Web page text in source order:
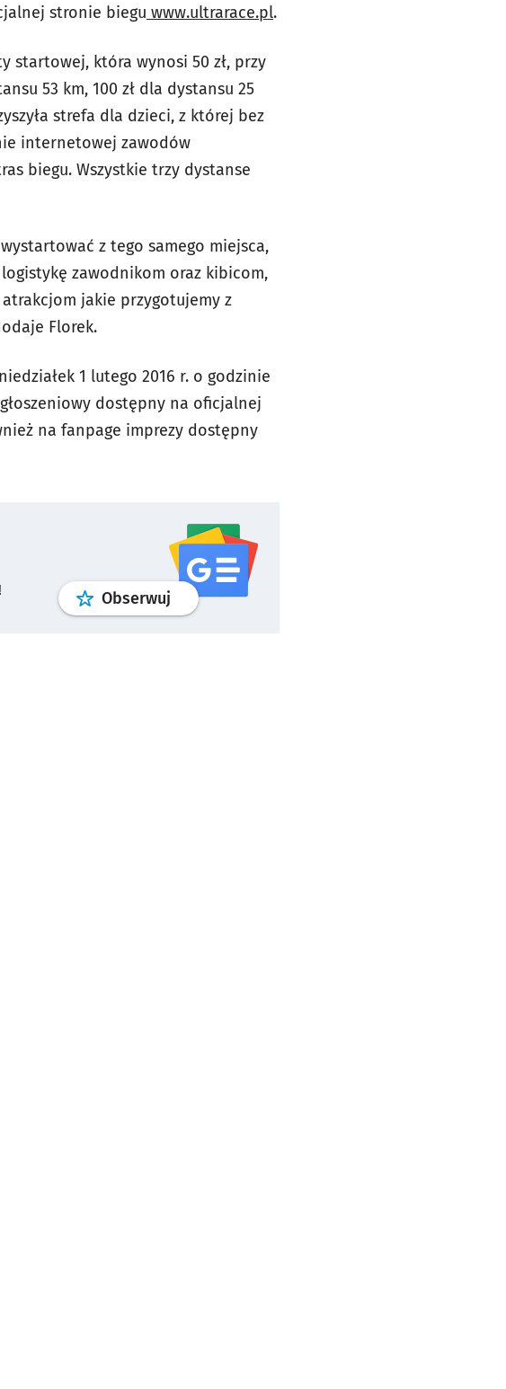
stronie biegu www.ultrarace.pl.
startowej, która wynosi 50 zł, przy
53 km, 100 zł dla dystansu 25
strefa dla dzieci, z której bez
internetowej zawodów
biegu. Wszystkie trzy dystanse
z tego samego miejsca,
zawodnikom oraz kibicom,
jakie przygotujemy z
Florek.
1 lutego 2016 r. o godzinie
dostępny na oficjalnej
na fanpage imprezy dostępny
Obserwuj profilgoogle news